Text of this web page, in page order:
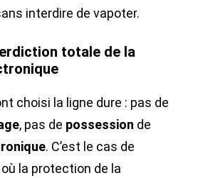
interdire de vapoter.
totale de la
choisi la ligne dure : pas de
, pas de possession de
. C’est le cas de
la protection de la